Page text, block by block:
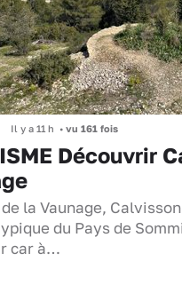
Il y a 11 h • vu 161 fois
Découvrir
la Vaunage,
du Pays de
car à…